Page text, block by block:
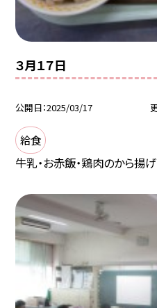
３月１７日
公開日 2025/03/17
給食
牛乳・お赤飯・鶏肉のから揚げ